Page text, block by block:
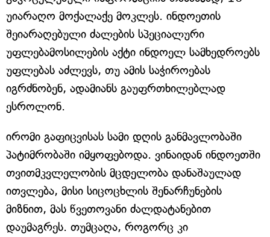
უიარაღო მოქალაქე მოკლეს. ინდოეთის
შეიარაღებული ძალების სპეციალური
უფლებამოსილების აქტი ინდოელ სამხედროებს
უფლებას აძლევს, თუ ამის საჭიროებას
იგრძნობენ, ადამიანს გაუფრთხილებლად
ესროლონ.
ირომი გაფიცვისას სამი დღის განმავლობაში
პატიმრობაში იმყოფებოდა. ვინაიდან ინდოეთში
თვითმკვლელობის მცდელობა დანაშაულად
ითვლება, მისი სიცოცხლის შენარჩუნების
მიზნით, მას წვეთოვანი ძალდატანებით
დაუმაგრეს. თუმცაღა, როგორც კი